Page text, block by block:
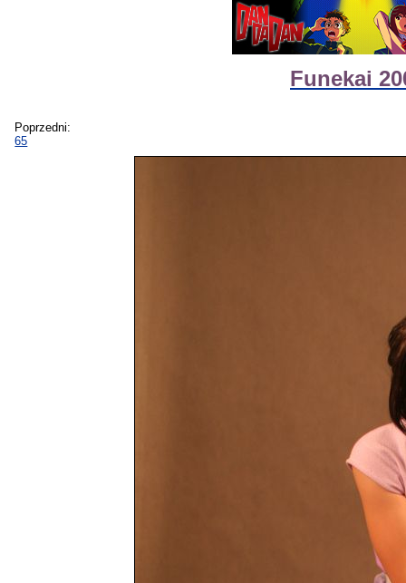
Funekai
Poprzedni:
65